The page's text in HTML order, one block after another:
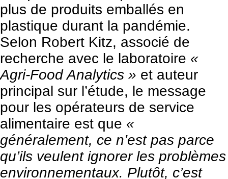
plus de produits emballés en
plastique durant la pandémie.
Selon Robert Kitz, associé de
recherche avec le laboratoire «
Agri-Food Analytics » et auteur
principal sur l’étude, le message
pour les opérateurs de service
alimentaire est que «
généralement, ce n’est pas parce
qu’ils veulent ignorer les problèmes
environnementaux. Plutôt, c’est